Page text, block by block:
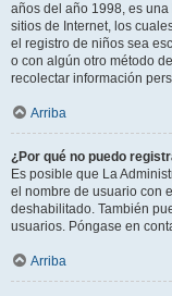
años del año 1998, es
sitios de Internet, los
el registro de niños sea
o con algún otro método
recolectar información
Arriba
¿Por qué no puedo
Es posible que La
el nombre de usuario con
deshabilitado. También
usuarios. Póngase en
Arriba